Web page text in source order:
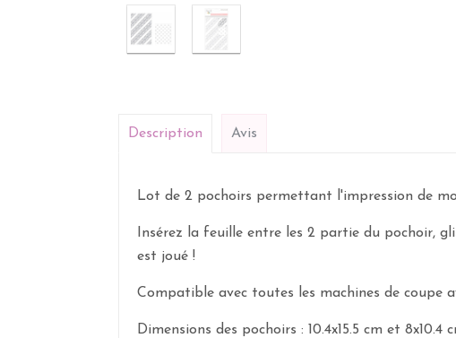
Description Avis
Lot de 2 pochoirs permettant l'impression de
Insérez la feuille entre les 2 partie du pochoir,
est joué !
Compatible avec toutes les machines de coupe
Dimensions des pochoirs : 10.4x15.5 cm et 8x10.4